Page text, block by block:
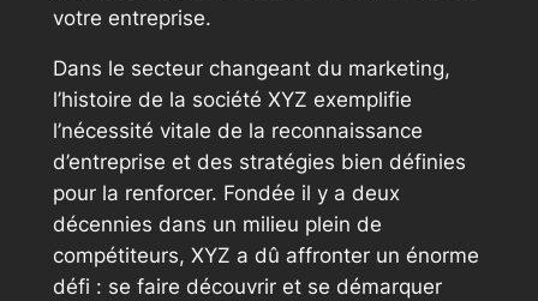
votre entreprise.
Dans le secteur changeant du marketing,
l’histoire de la société XYZ exemplifie
l’nécessité vitale de la reconnaissance
d’entreprise et des stratégies bien définies
pour la renforcer. Fondée il y a deux
décennies dans un milieu plein de
compétiteurs, XYZ a dû affronter un énorme
défi : se faire découvrir et se démarquer